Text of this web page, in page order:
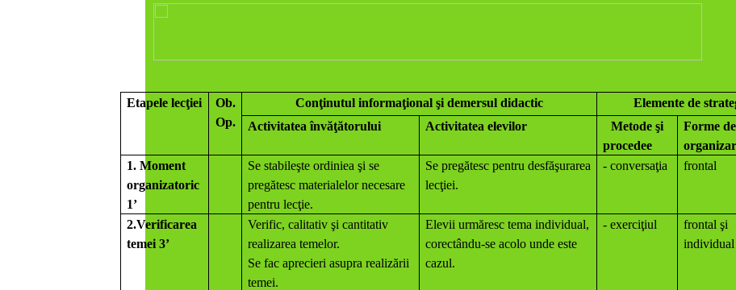
Etapele lecţiei
Ob.
Op.
Conţinutul informaţional şi demersul didactic
Elemente de
Activitatea învăţătorului
Activitatea elevilor
Metode şi
procedee
Forme de
1. Moment
organizatoric
1’
Se stabileşte ordiniea şi se
pregătesc materialelor necesare
pentru lecţie.
Se pregătesc pentru desfăşurarea
lecţiei.
- conversaţia frontal
2.Verificarea
temei 3’
Verific, calitativ şi cantitativ
realizarea temelor.
Se fac aprecieri asupra realizării
temei.
Elevii urmăresc tema individual,
corectându-se acolo unde este
cazul.
- exerciţiul
frontal şi
individual